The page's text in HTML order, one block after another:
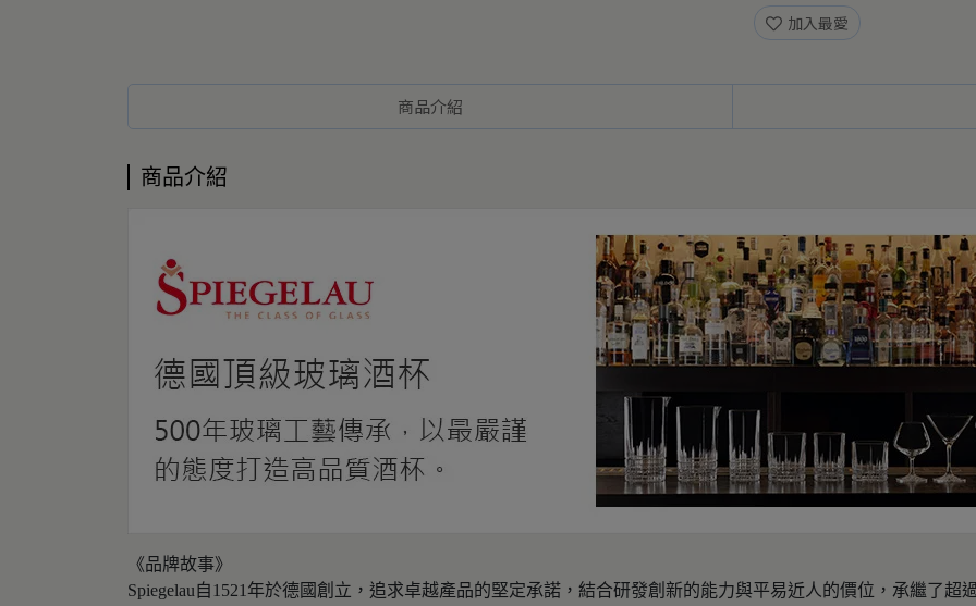
加入最愛
商品介紹
商品介紹
《品牌故事》
Spiegelau自1521年於德國創立，追求卓越產品的堅定承諾，結合研發創新的能力與平易近人的價位，承繼了